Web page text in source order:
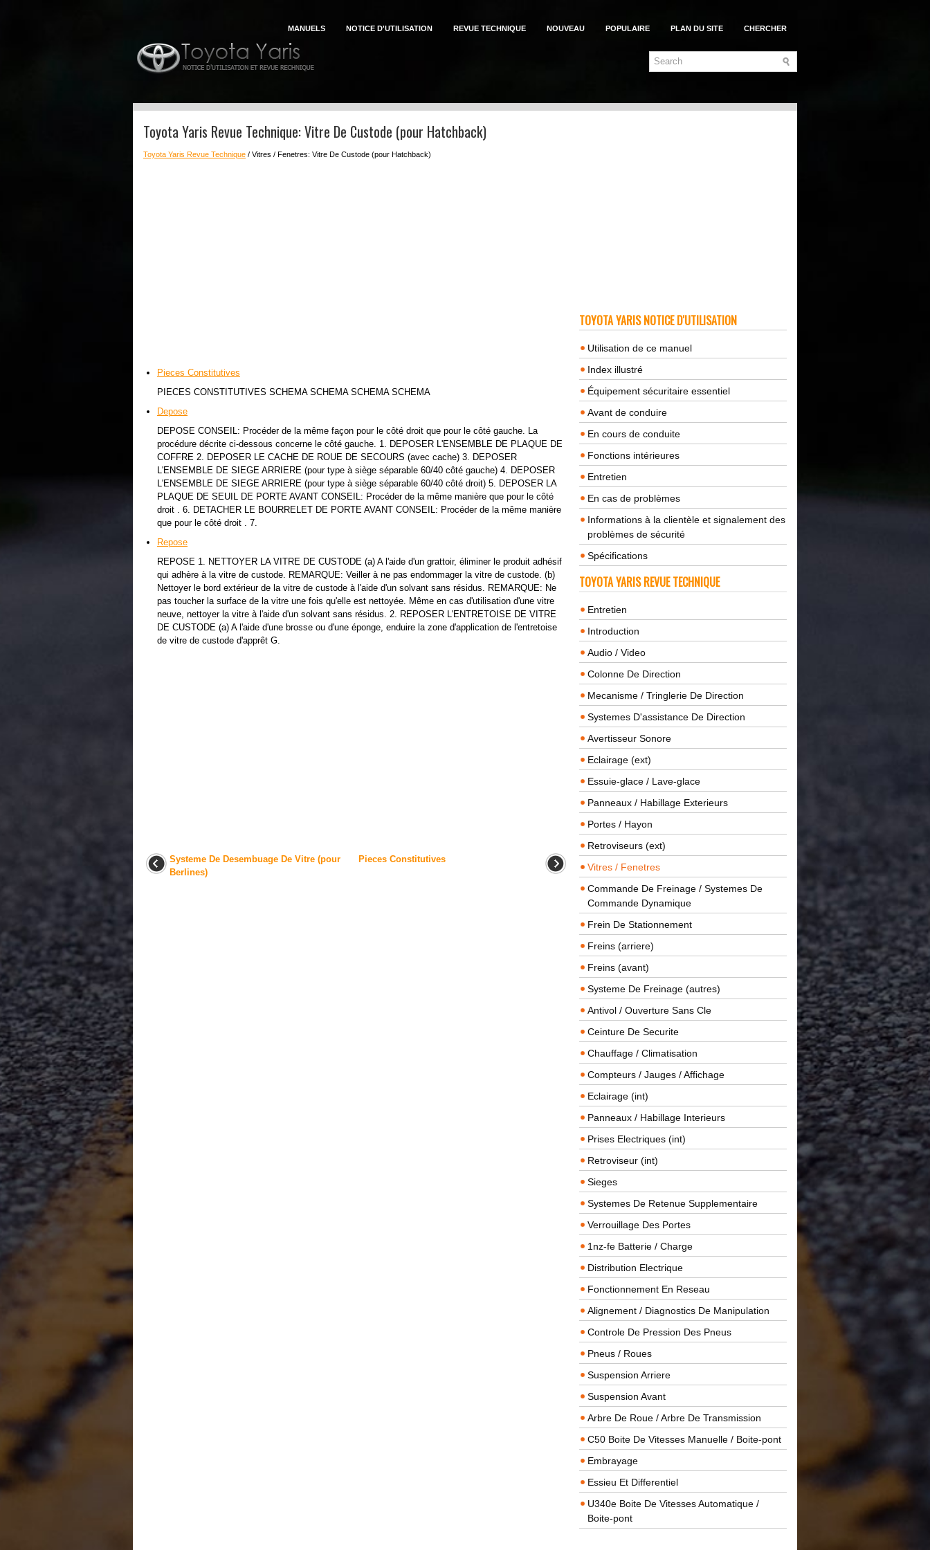
MANUELS NOTICE D'UTILISATION REVUE TECHNIQUE NOUVEAU POPULAIRE PLAN DU SITE CHERCHER
Toyota Yaris Revue Technique: Vitre De Custode (pour Hatchback)
Toyota Yaris Revue Technique / Vitres / Fenetres: Vitre De Custode (pour Hatchback)
Pieces Constitutives
PIECES CONSTITUTIVES SCHEMA SCHEMA SCHEMA SCHEMA
Depose
DEPOSE CONSEIL: Procéder de la même façon pour le côté droit que pour le côté gauche. La
procédure décrite ci-dessous concerne le côté gauche. 1. DEPOSER L'ENSEMBLE DE PLAQUE DE
COFFRE 2. DEPOSER LE CACHE DE ROUE DE SECOURS (avec cache) 3. DEPOSER
L'ENSEMBLE DE SIEGE ARRIERE (pour type à siège séparable 60/40 côté gauche) 4. DEPOSER
L'ENSEMBLE DE SIEGE ARRIERE (pour type à siège séparable 60/40 côté droit) 5. DEPOSER LA
PLAQUE DE SEUIL DE PORTE AVANT CONSEIL: Procéder de la même manière que pour le côté
droit . 6. DETACHER LE BOURRELET DE PORTE AVANT CONSEIL: Procéder de la même manière
que pour le côté droit . 7.
Repose
REPOSE 1. NETTOYER LA VITRE DE CUSTODE (a) A l'aide d'un grattoir, éliminer le produit adhésif
qui adhère à la vitre de custode. REMARQUE: Veiller à ne pas endommager la vitre de custode. (b)
Nettoyer le bord extérieur de la vitre de custode à l'aide d'un solvant sans résidus. REMARQUE: Ne
pas toucher la surface de la vitre une fois qu'elle est nettoyée. Même en cas d'utilisation d'une vitre
neuve, nettoyer la vitre à l'aide d'un solvant sans résidus. 2. REPOSER L'ENTRETOISE DE VITRE
DE CUSTODE (a) A l'aide d'une brosse ou d'une éponge, enduire la zone d'application de l'entretoise
de vitre de custode d'apprêt G.
Systeme De Desembuage De Vitre (pour
Berlines)
Pieces Constitutives
TOYOTA YARIS NOTICE D'UTILISATION
Utilisation de ce manuel
Index illustré
Équipement sécuritaire essentiel
Avant de conduire
En cours de conduite
Fonctions intérieures
Entretien
En cas de problèmes
Informations à la clientèle et signalement des
problèmes de sécurité
Spécifications
TOYOTA YARIS REVUE TECHNIQUE
Entretien
Introduction
Audio / Video
Colonne De Direction
Mecanisme / Tringlerie De Direction
Systemes D'assistance De Direction
Avertisseur Sonore
Eclairage (ext)
Essuie-glace / Lave-glace
Panneaux / Habillage Exterieurs
Portes / Hayon
Retroviseurs (ext)
Vitres / Fenetres
Commande De Freinage / Systemes De
Commande Dynamique
Frein De Stationnement
Freins (arriere)
Freins (avant)
Systeme De Freinage (autres)
Antivol / Ouverture Sans Cle
Ceinture De Securite
Chauffage / Climatisation
Compteurs / Jauges / Affichage
Eclairage (int)
Panneaux / Habillage Interieurs
Prises Electriques (int)
Retroviseur (int)
Sieges
Systemes De Retenue Supplementaire
Verrouillage Des Portes
1nz-fe Batterie / Charge
Distribution Electrique
Fonctionnement En Reseau
Alignement / Diagnostics De Manipulation
Controle De Pression Des Pneus
Pneus / Roues
Suspension Arriere
Suspension Avant
Arbre De Roue / Arbre De Transmission
C50 Boite De Vitesses Manuelle / Boite-pont
Embrayage
Essieu Et Differentiel
U340e Boite De Vitesses Automatique /
Boite-pont